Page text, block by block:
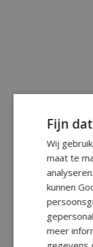
Fijn
Wij
maat te
kunnen
meer